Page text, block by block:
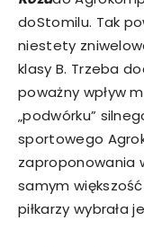
doStomilu. Tak
niestety
klasy B. Trzeba
poważny wpływ
„podwórku”
sportowego
zaproponowania
samym
piłkarzy wybrała